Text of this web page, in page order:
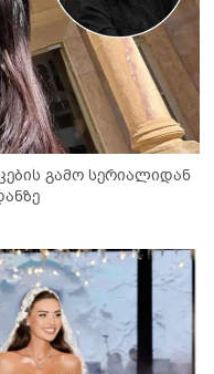
გამო სერიალიდან